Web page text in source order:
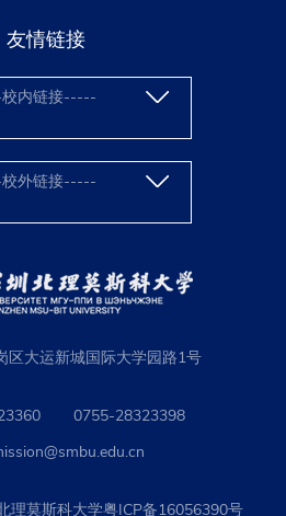
东北大学、苏州大学、西安
大学等。 就业主要去向有：
家电网有限公司、中国建筑
公司、国家税务总局珠海市
、毕马威(KPMG)等
士1名，全球2%顶尖科学家
”青年拔尖人才1名，北京市
人才70名。
友情链接
内链接-----
外链接-----
区大运新城国际大学园路1号
0755-28323398
理莫斯科大学粤ICP备16056390号